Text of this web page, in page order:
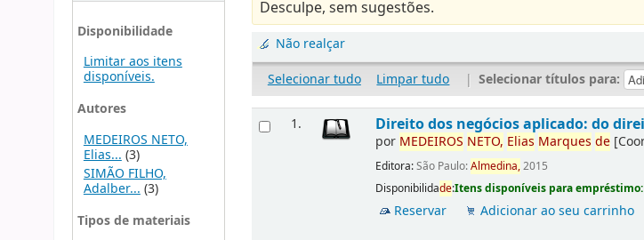
Disponibilidade
Limitar aos itens
disponíveis.
Autores
MEDEIROS NETO,
Elias... (3)
SIMÃO FILHO,
Adalber...(3)
Tipos de materiais
Desculpe, sem sugestões.
Não realçar
Selecionar tudo
Limpar tudo | Selecionar títulos para:
1. Direito dos negócios aplicado: do
por MEDEIROS NETO, Elias Marques de
Editora:São Paulo:Almedina,2015
Disponibilidade:Itens disponíveis para empréstimo:
Reservar Adicionar ao seu carrinho